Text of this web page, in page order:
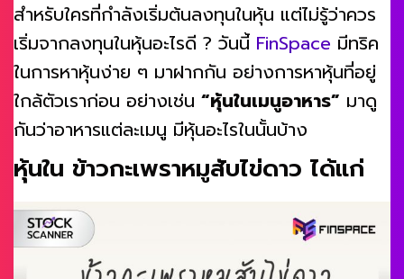
สำหรับใครที่กำลังเริ่มต้นลงทุนในหุ้น แต่ไม่รู้ว่าควร
เริ่มจากลงทุนในหุ้นอะไรดี ? วันนี้ FinSpace มีทริค
ในการหาหุ้นง่าย ๆ มาฝากกัน อย่างการหาหุ้นที่อยู่
ใกล้ตัวเราก่อน อย่างเช่น “หุ้นในเมนูอาหาร” มาดู
กันว่าอาหารแต่ละเมนู มีหุ้นอะไรในนั้นบ้าง
หุ้นใน ข้าวกะเพราหมูสับไข่ดาว ได้แก่